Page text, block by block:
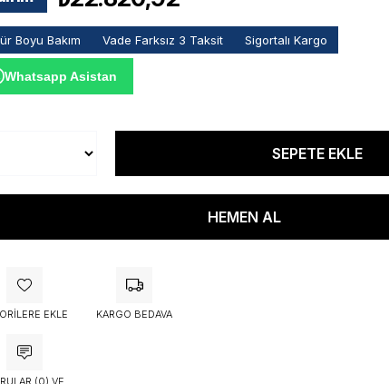
Boyu Bakım Vade Farksız 3 Taksit Sigortalı Kargo
Whatsapp Asistan
EKLE KARGO BEDAVA